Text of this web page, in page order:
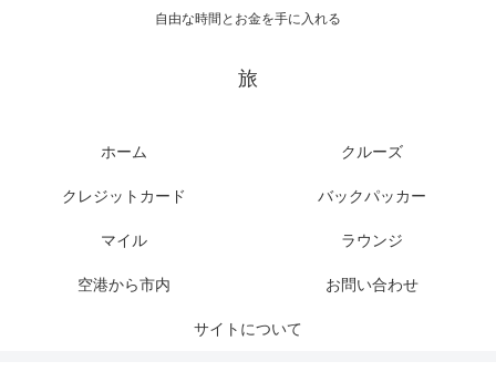
自由な時間とお金を手に入れる
旅
ホーム クルーズ
クレジットカード バックパッカー
マイル ラウンジ
空港から市内 お問い合わせ
サイトについて